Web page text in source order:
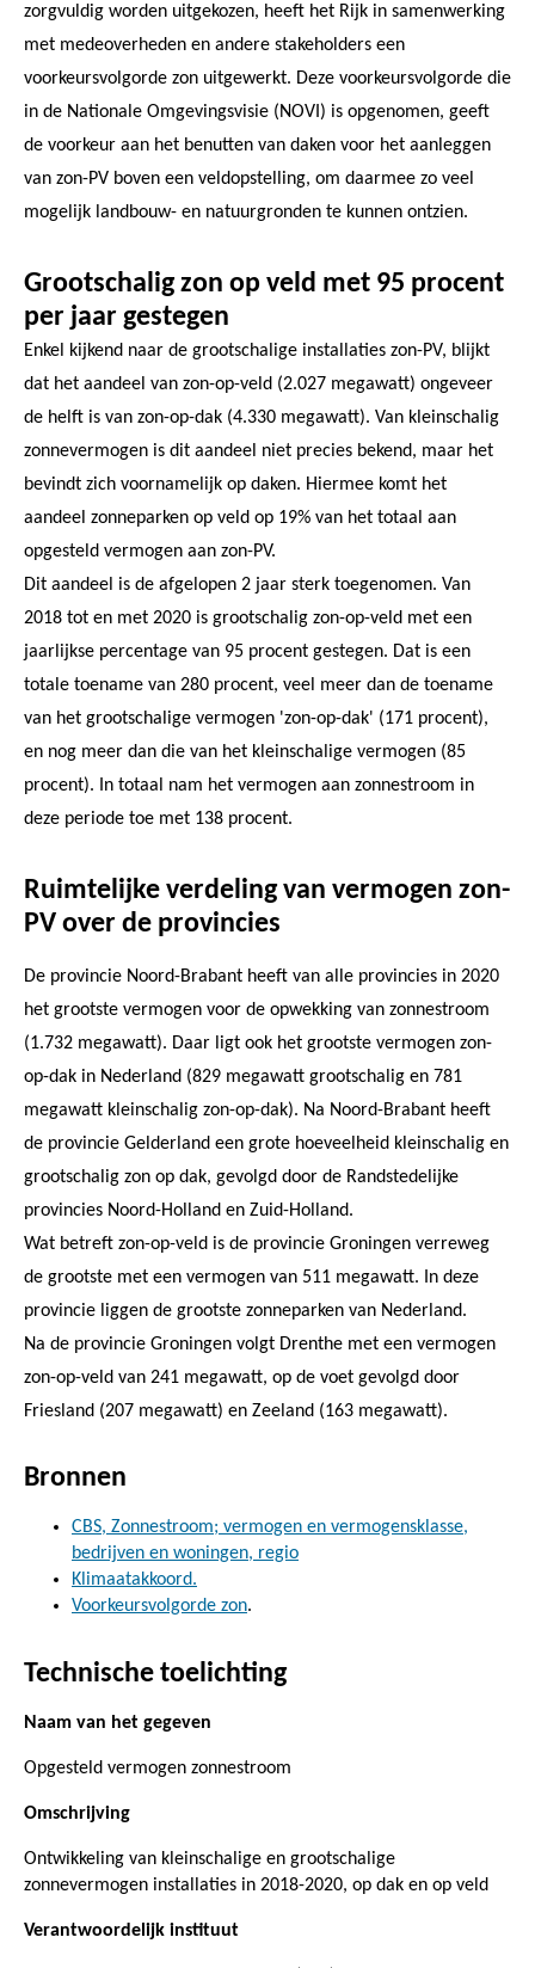
zorgvuldig worden uitgekozen, heeft het Rijk in samenwerking
met medeoverheden en andere stakeholders een
voorkeursvolgorde zon uitgewerkt. Deze voorkeursvolgorde die
in de Nationale Omgevingsvisie (NOVI) is opgenomen, geeft
de voorkeur aan het benutten van daken voor het aanleggen
van zon-PV boven een veldopstelling, om daarmee zo veel
mogelijk landbouw- en natuurgronden te kunnen ontzien.
Grootschalig zon op veld met 95 procent
per jaar gestegen
Enkel kijkend naar de grootschalige installaties zon-PV, blijkt
dat het aandeel van zon-op-veld (2.027 megawatt) ongeveer
de helft is van zon-op-dak (4.330 megawatt). Van kleinschalig
zonnevermogen is dit aandeel niet precies bekend, maar het
bevindt zich voornamelijk op daken. Hiermee komt het
aandeel zonneparken op veld op 19% van het totaal aan
opgesteld vermogen aan zon-PV.
Dit aandeel is de afgelopen 2 jaar sterk toegenomen. Van
2018 tot en met 2020 is grootschalig zon-op-veld met een
jaarlijkse percentage van 95 procent gestegen. Dat is een
totale toename van 280 procent, veel meer dan de toename
van het grootschalige vermogen 'zon-op-dak' (171 procent),
en nog meer dan die van het kleinschalige vermogen (85
procent). In totaal nam het vermogen aan zonnestroom in
deze periode toe met 138 procent.
Ruimtelijke verdeling van vermogen zon-
PV over de provincies
De provincie Noord-Brabant heeft van alle provincies in 2020
het grootste vermogen voor de opwekking van zonnestroom
(1.732 megawatt). Daar ligt ook het grootste vermogen zon-
op-dak in Nederland (829 megawatt grootschalig en 781
megawatt kleinschalig zon-op-dak). Na Noord-Brabant heeft
de provincie Gelderland een grote hoeveelheid kleinschalig en
grootschalig zon op dak, gevolgd door de Randstedelijke
provincies Noord-Holland en Zuid-Holland.
Wat betreft zon-op-veld is de provincie Groningen verreweg
de grootste met een vermogen van 511 megawatt. In deze
provincie liggen de grootste zonneparken van Nederland.
Na de provincie Groningen volgt Drenthe met een vermogen
zon-op-veld van 241 megawatt, op de voet gevolgd door
Friesland (207 megawatt) en Zeeland (163 megawatt).
Bronnen
CBS, Zonnestroom; vermogen en vermogensklasse,
bedrijven en woningen, regio
Klimaatakkoord.
Voorkeursvolgorde zon.
Technische toelichting
Naam van het gegeven
Opgesteld vermogen zonnestroom
Omschrijving
Ontwikkeling van kleinschalige en grootschalige
zonnevermogen installaties in 2018-2020, op dak en op veld
Verantwoordelijk instituut